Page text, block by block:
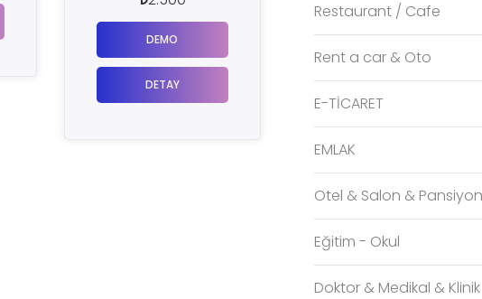
Restaurant / Cafe
Rent a car & Oto
E-TİCARET
EMLAK
Otel & Salon & Pansiyon
Eğitim - Okul
Doktor & Medikal & Klinik